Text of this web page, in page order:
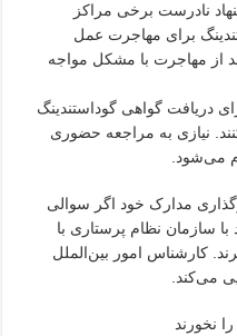
نادرست برخی مراکز
برای مهاجرت عمل
از مهاجرت با مشکل مواجه
دریافت گواهی گوداستندینگ
نیازی به مراجعه حضوری
می‌شود.
مدارک خود اگر سوالی
با سازمان نظام پرستاری با
۲۱۷ تماس بگیرند. کارشناس امور بین‌الملل
می‌کند.
نخورند